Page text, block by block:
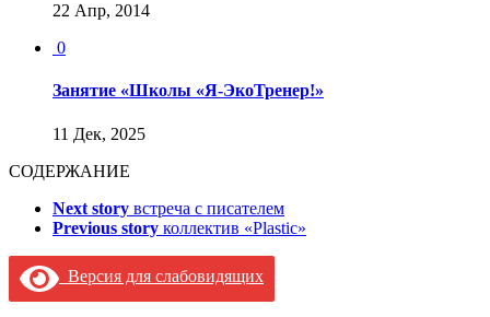
22 Апр, 2014
0
Занятие «Школы «Я-ЭкоТренер!»
11 Дек, 2025
СОДЕРЖАНИЕ
Next story встреча с писателем
Previous story коллектив «Plastic»
Версия для слабовидящих